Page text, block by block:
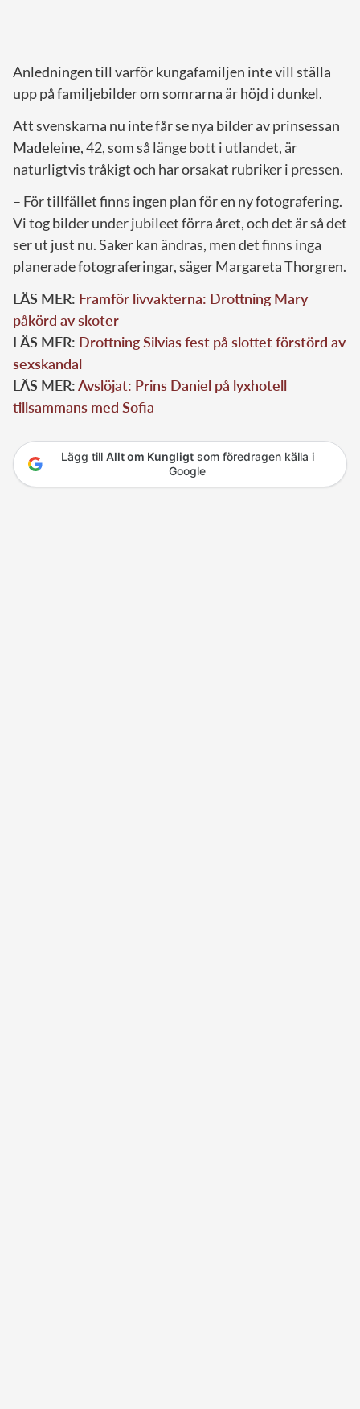
Anledningen till varför kungafamiljen inte vill ställa
upp på familjebilder om somrarna är höjd i dunkel.
Att svenskarna nu inte får se nya bilder av prinsessan
Madeleine, 42, som så länge bott i utlandet, är
naturligtvis tråkigt och har orsakat rubriker i pressen.
– För tillfället finns ingen plan för en ny fotografering.
Vi tog bilder under jubileet förra året, och det är så det
ser ut just nu. Saker kan ändras, men det finns inga
planerade fotograferingar, säger Margareta Thorgren.
LÄS MER: Framför livvakterna: Drottning Mary
påkörd av skoter
LÄS MER: Drottning Silvias fest på slottet förstörd av
sexskandal
LÄS MER:Avslöjat: Prins Daniel på lyxhotell
tillsammans med Sofia
Lägg till Allt om Kungligtsom föredragen källa i
Google